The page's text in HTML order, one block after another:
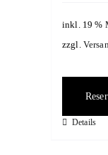
inkl. 19 %
zzgl.
Details